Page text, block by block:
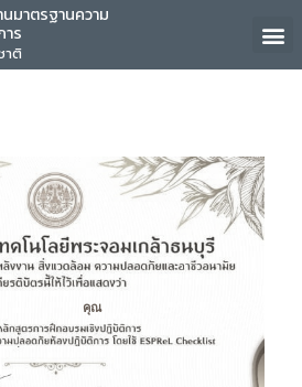
มาตรฐานความ
ร
าติ
คุณ